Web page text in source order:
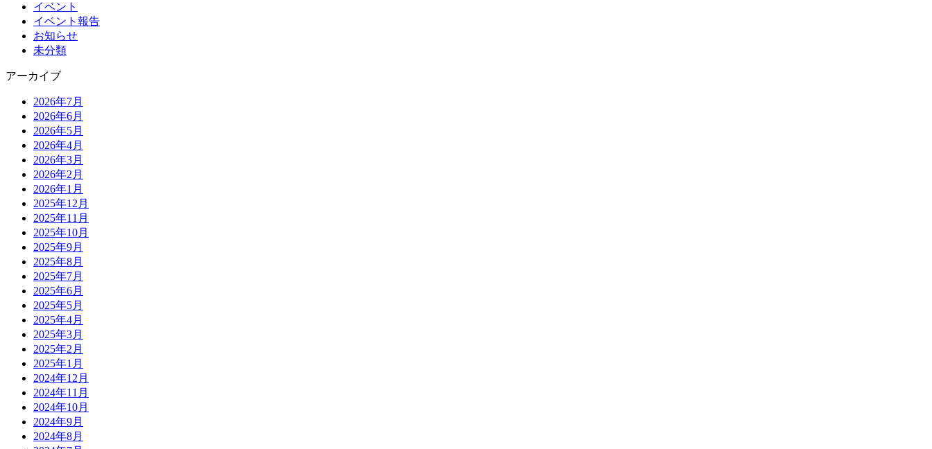
イベント
イベント報告
お知らせ
未分類
アーカイブ
2026年7月
2026年6月
2026年5月
2026年4月
2026年3月
2026年2月
2026年1月
2025年12月
2025年11月
2025年10月
2025年9月
2025年8月
2025年7月
2025年6月
2025年5月
2025年4月
2025年3月
2025年2月
2025年1月
2024年12月
2024年11月
2024年10月
2024年9月
2024年8月